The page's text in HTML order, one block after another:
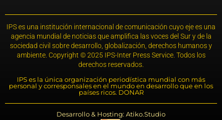
IPS es una institución internacional de comunicación cuyo eje es una
agencia mundial de noticias que amplifica las voces del Sur y de la
sociedad civil sobre desarrollo, globalización, derechos humanos y
ambiente. Copyright © 2025 IPS-Inter Press Service. Todos los
derechos reservados.
IPS es la única organización periodística mundial con más
personal y corresponsales en el mundo en desarrollo que en los
países ricos. DONAR
Desarrollo & Hosting: Atiko.Studio